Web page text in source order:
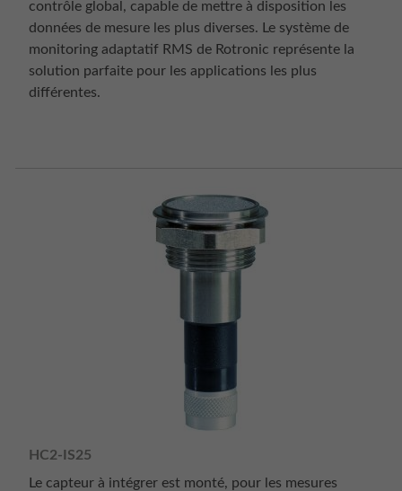
contrôle global, capable de mettre à disposition les
données de mesure les plus diverses. Le système de
monitoring adaptatif RMS de Rotronic représente la
solution parfaite pour les applications les plus
différentes.
HC2-IS25
Le capteur à intégrer est monté, pour les mesures